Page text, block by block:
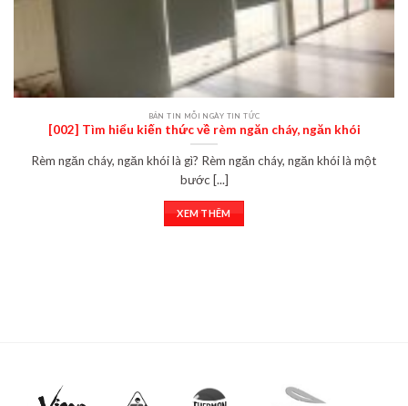
BẢN TIN MỖI NGÀY TIN TỨC
[002] Tìm hiểu kiến thức về rèm ngăn cháy, ngăn khói
Rèm ngăn cháy, ngăn khói là gì? Rèm ngăn cháy, ngăn khói là một
bước [...]
XEM THÊM